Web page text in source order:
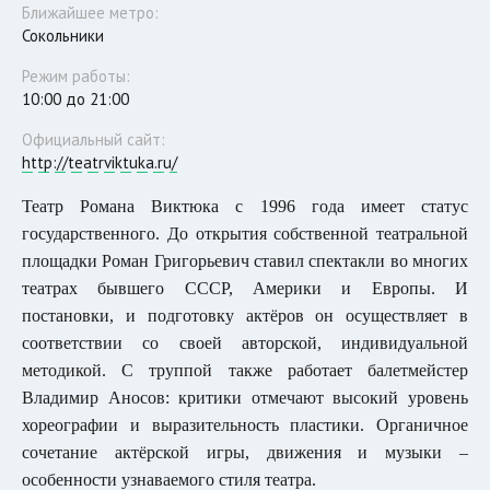
Ближайшее метро:
Сокольники
Режим работы:
10:00 до 21:00
Официальный сайт:
http://teatrviktuka.ru/
Театр Романа Виктюка с 1996 года имеет статус
государственного. До открытия собственной театральной
площадки Роман Григорьевич ставил спектакли во многих
театрах бывшего СССР, Америки и Европы. И
постановки, и подготовку актёров он осуществляет в
соответствии со своей авторской, индивидуальной
методикой. С труппой также работает балетмейстер
Владимир Аносов: критики отмечают высокий уровень
хореографии и выразительность пластики. Органичное
сочетание актёрской игры, движения и музыки –
особенности узнаваемого стиля театра.